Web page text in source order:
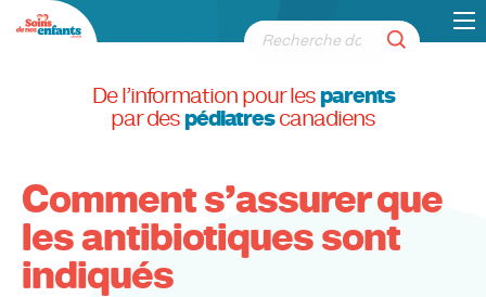
De l’information pour les parents
par des pédiatrescanadiens
Comment s’assurer que
les antibiotiques sont
indiqués